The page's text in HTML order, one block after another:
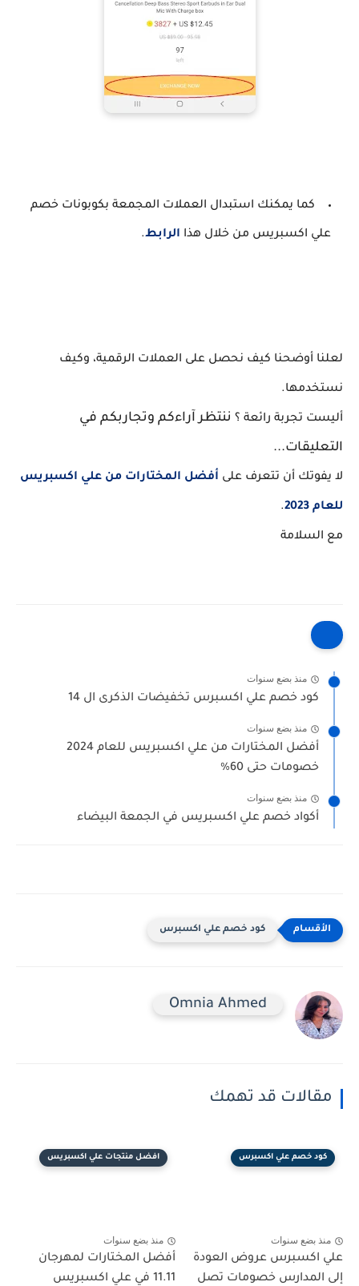
كما يمكنك استبدال العملات المجمعة بكوبونات خصم
علي اكسبريس من خلال هذا الرابط.
لعلنا أوضحنا كيف نحصل على العملات الرقمية، وكيف
نستخدمها.
أليست تجربة رائعة ؟ ننتظر آراءكم وتجاربكم في
التعليقات...
لا يفوتك أن تتعرف على أفضل المختارات من علي اكسبريس
للعام 2023 .
مع السلامة
منذ بضع سنوات
كود خصم علي اكسبرس تخفيضات الذكرى ال 14
منذ بضع سنوات
أفضل المختارات من علي اكسبريس للعام 2024
خصومات حتى 60%
منذ بضع سنوات
أكواد خصم علي اكسبريس في الجمعة البيضاء
كود خصم علي اكسبرس
Omnia Ahmed
مقالات قد تهمك
كود خصم علي اكسبرس
منذ بضع سنوات
علي اكسبرس عروض العودة
إلى المدارس خصومات تصل
افضل منتجات علي اكسبريس
منذ بضع سنوات
أفضل المختارات لمهرجان
11.11 في علي اكسبريس